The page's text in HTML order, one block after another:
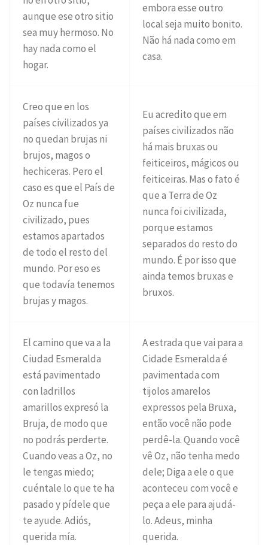
aunque ese otro sitio
sea muy hermoso. No
hay nada como el
hogar.
embora esse outro
local seja muito bonito.
Não há nada como em
casa.
Creo que en los
países civilizados ya
no quedan brujas ni
brujos, magos o
hechiceras. Pero el
caso es que el País de
Oz nunca fue
civilizado, pues
estamos apartados
de todo el resto del
mundo. Por eso es
que todavía tenemos
brujas y magos.
Eu acredito que em
países civilizados não
há mais bruxas ou
feiticeiros, mágicos ou
feiticeiras. Mas o fato é
que a Terra de Oz
nunca foi civilizada,
porque estamos
separados do resto do
mundo. É por isso que
ainda temos bruxas e
bruxos.
El camino que va a la
Ciudad Esmeralda
está pavimentado
con ladrillos
amarillos expresó la
Bruja, de modo que
no podrás perderte.
Cuando veas a Oz, no
le tengas miedo;
cuéntale lo que te ha
pasado y pídele que
te ayude. Adiós,
querida mía.
A estrada que vai para a
Cidade Esmeralda é
pavimentada com
tijolos amarelos
expressos pela Bruxa,
então você não pode
perdê-la. Quando você
vê Oz, não tenha medo
dele; Diga a ele o que
aconteceu com você e
peça a ele para ajudá-
lo. Adeus, minha
querida.